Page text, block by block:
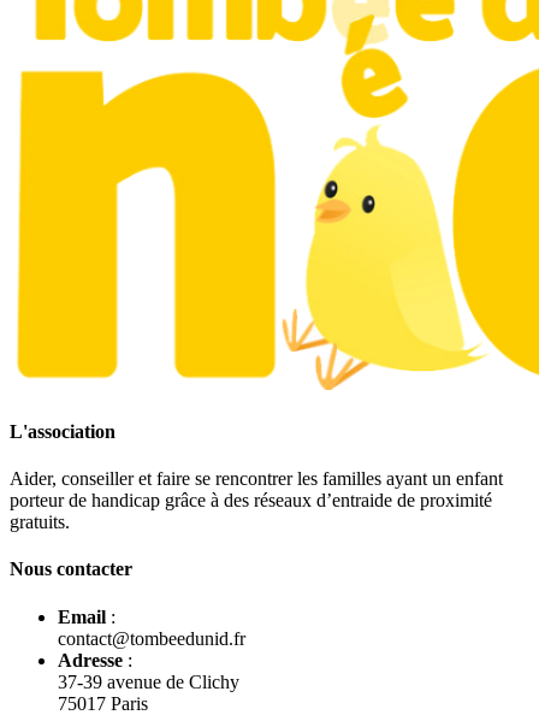
L'association
Aider, conseiller et faire se rencontrer les familles ayant un enfant
porteur de handicap grâce à des réseaux d’entraide de proximité
gratuits.
Nous contacter
Email :
contact@tombeedunid.fr
Adresse :
37-39 avenue de Clichy
75017 Paris